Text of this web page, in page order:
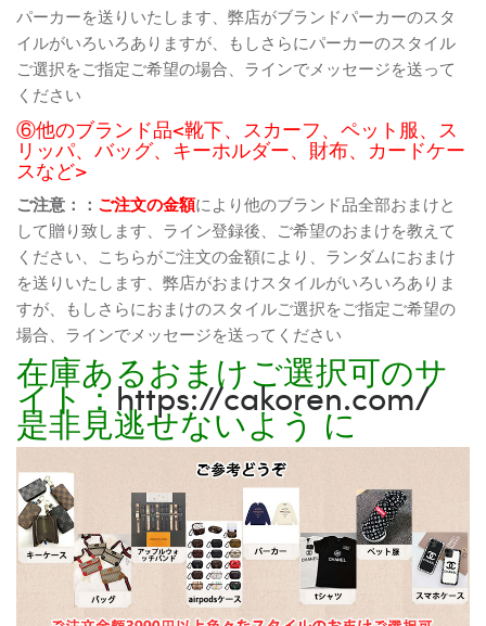
パーカーを送りいたします、弊店がブランドパーカーのスタ
イルがいろいろありますが、もしさらにパーカーのスタイル
ご選択をご指定ご希望の場合、ラインでメッセージを送って
ください
⑥他のブランド品<靴下、スカーフ、ペット服、ス
リッパ、バッグ、キーホルダー、財布、カードケー
スなど>
ご注意：： ご注文の金額により他のブランド品全部おまけと
して贈り致します、ライン登録後、ご希望のおまけを教えて
ください、こちらがご注文の金額により、ランダムにおまけ
を送りいたします、弊店がおまけスタイルがいろいろありま
すが、もしさらにおまけのスタイルご選択をご指定ご希望の
場合、ラインでメッセージを送ってください
在庫あるおまけご選択可のサ
イト：https://cakoren.com/
是非見逃せないよう に